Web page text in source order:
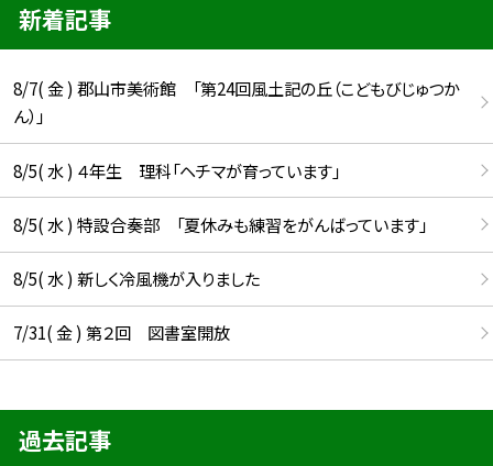
新着記事
8/7( 金 ) 郡山市美術館 「第24回風土記の丘（こどもびじゅつか
ん）」
8/5( 水 ) ４年生 理科「ヘチマが育っています」
8/5( 水 ) 特設合奏部 「夏休みも練習をがんばっています」
8/5( 水 ) 新しく冷風機が入りました
7/31( 金 ) 第２回 図書室開放
過去記事